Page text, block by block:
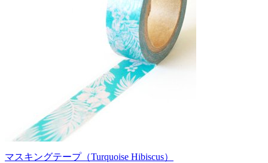
マスキングテープ（Turquoise Hibiscus）